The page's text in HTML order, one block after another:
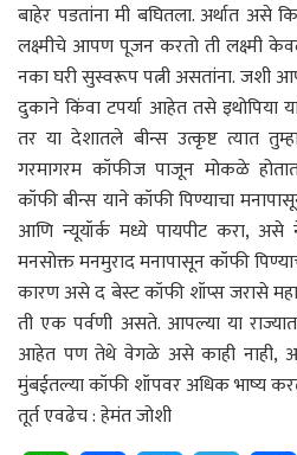
बाहेर पडतांना मी बघितला. अर्थात असे
लक्ष्मीचे आपण पूजन करतो ती लक्ष्मी
नका घरी सुस्वरूप पत्नी असतांना. जशी
दुकाने किंवा टपर्या आहेत तसे
तर या देशातले बीन्स उत्कृष्ट त्यात
गरमागरम कॉफीज पाजून मोकळे
कॉफी बीन्स याने कॉफी पिण्याचा
आणि न्यूयॉर्क मध्ये पायपीट करा,
मनसोक्त मनमुराद मनापासून कॉफी
कारण असे द बेस्ट कॉफी शॉप्स जरासे
ती एक पर्वणी असते. आपल्या या
आहेत पण तेथे वेगळे असे काही नाही,
मुंबईतल्या कॉफी शॉपवर अधिक भाष्य
तूर्त एवढेच : हेमंत जोशी